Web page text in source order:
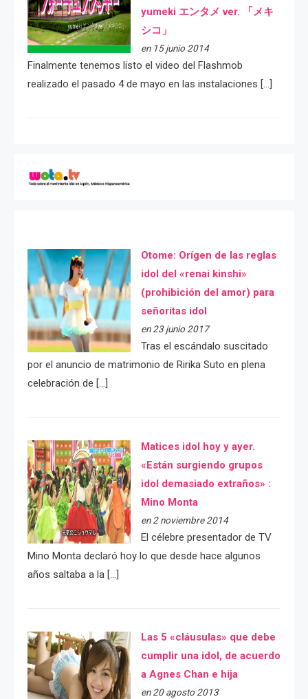
yumeki エンタメ ver. 「メキ
シコ」
en 15 junio 2014
Finalmente tenemos listo el video del Flashmob
realizado el pasado 4 de mayo en las instalaciones […]
Otome: Orígen de las reglas
idol del «renai kinshi»
(prohibición del amor) para
señoritas idol
en 23 junio 2017
Tras el escándalo suscitado
por el anuncio de matrimonio de Ririka Suto en plena
celebración de […]
Matices idol hoy y ayer.
«Están surgiendo grupos
idol demasiado extraños» :
Mino Monta
en 2 noviembre 2014
El célebre presentador de TV
Mino Monta declaró hoy lo que desde hace algunos
años saltaba a la […]
Las 5 «cláusulas» que debe
cumplir una idol, de acuerdo
a Agnes Chan e hija
en 20 agosto 2013